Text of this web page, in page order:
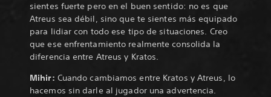
sientes fuerte pero en el buen sentido: no es que
Atreus sea débil, sino que te sientes más equipado
para lidiar con todo ese tipo de situaciones. Creo
que ese enfrentamiento realmente consolida la
diferencia entre Atreus y Kratos.
Mihir: Cuando cambiamos entre Kratos y Atreus, lo
hacemos sin darle al jugador una advertencia.